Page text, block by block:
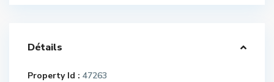
Détails
Property Id : 47263